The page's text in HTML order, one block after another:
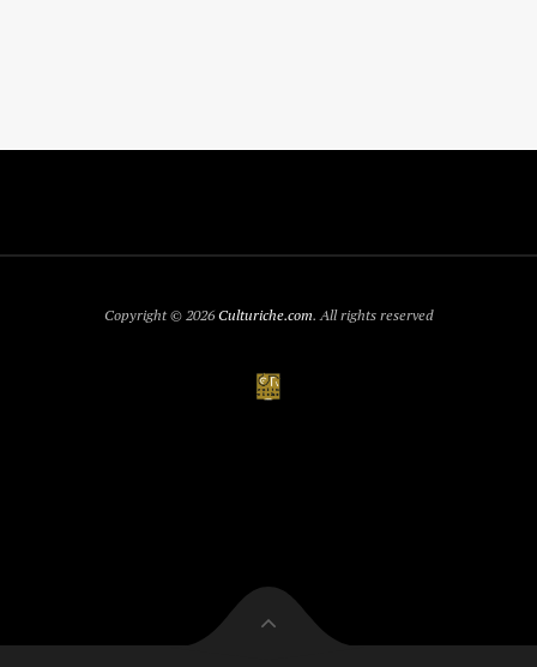
Copyright © 2026Culturiche.com. All rights reserved